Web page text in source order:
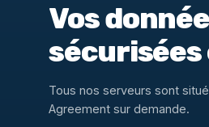
Vos
sécurisées
Tous nos serveurs sont
Agreement sur demande.